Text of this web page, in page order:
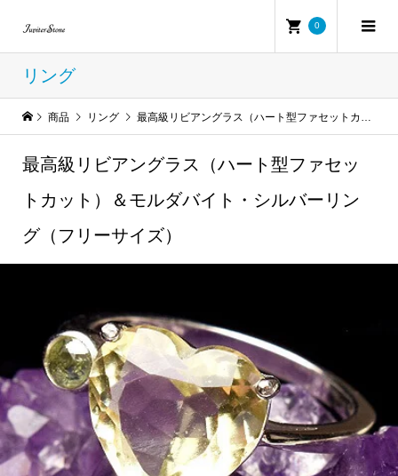
0
リング
商品 リング 最高級リビアングラス（ハート型ファセットカット）＆モルダバイト・シルバーリング（フリーサイズ）
最高級リビアングラス（ハート型ファセッ
トカット）＆モルダバイト・シルバーリン
グ（フリーサイズ）